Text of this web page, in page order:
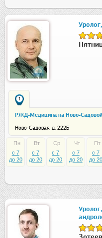
1
РЖД-Медицина на Ново-Садовой
Ново-Садовая, д. 222Б
Пн
c 7
до 20
Вт
c 7
до 20
Ср
c 7
до 20
Чт
c 7
до 20
Пт
c 7
до 20